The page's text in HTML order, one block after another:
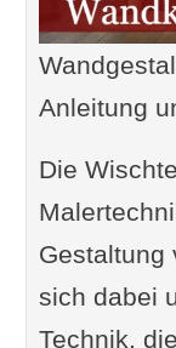
Anleitung
Die
Gestaltung
sich dabei
Technik,